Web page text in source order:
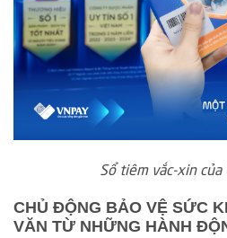
Sổ tiêm vắc-xin của
CHỦ ĐỘNG BẢO VỆ SỨC
VĂN TỪ NHỮNG HÀNH